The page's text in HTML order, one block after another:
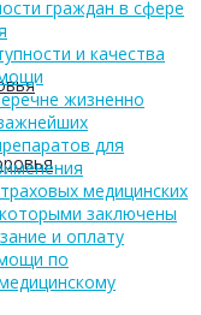
граждан в сфере
и качества
жизненно
для
медицинских
заключены
и оплату
по